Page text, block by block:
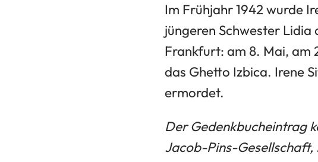
Im Frühjahr 1942 wurde
jüngeren Schwester
Frankfurt: am 8. Mai, am
das Ghetto Izbica. Irene
ermordet.
Der Gedenkbucheintrag
Jacob-Pins-